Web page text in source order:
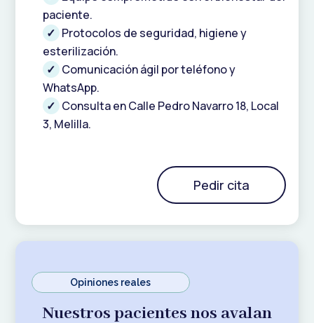
paciente.
Protocolos de seguridad, higiene y
esterilización.
Comunicación ágil por teléfono y
WhatsApp.
Consulta en Calle Pedro Navarro 18, Local
3, Melilla.
Pedir cita
Opiniones reales
Nuestros pacientes nos avalan